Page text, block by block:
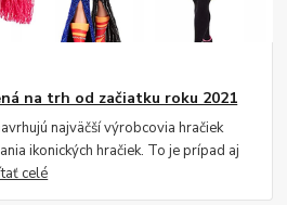
na trh od začiatku roku 2021
najväčší výrobcovia hračiek
ikonických hračiek. To je prípad aj
celé